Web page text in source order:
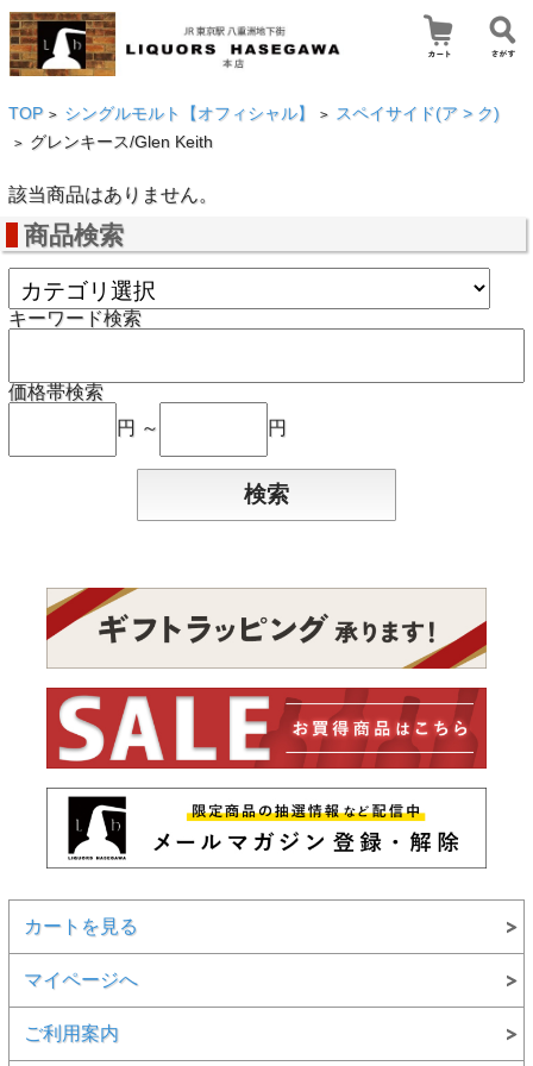
TOP > シングルモルト【オフィシャル】 > スペイサイド(ア > ク)
> グレンキース/Glen Keith
該当商品はありません。
商品検索
キーワード検索
価格帯検索
円 ～
円
カートを見る
マイページへ
ご利用案内